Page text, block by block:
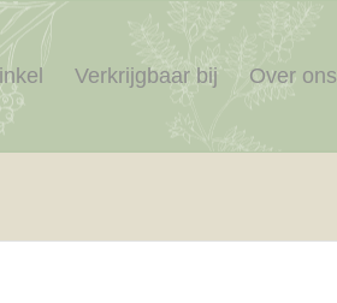
Verkrijgbaar bij Over ons